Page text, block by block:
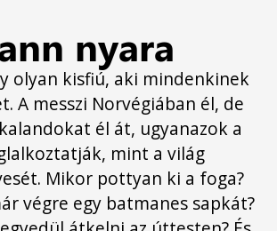
nyara
olyan kisfiú, aki mindenkinek
A messzi Norvégiában él, de
él át, ugyanazok a
mint a világ
Mikor pottyan ki a foga?
végre egy batmanes sapkát?